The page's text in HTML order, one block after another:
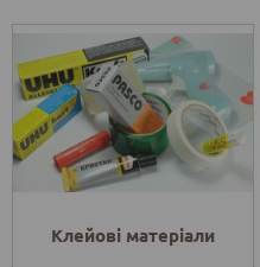
Клейові матеріали